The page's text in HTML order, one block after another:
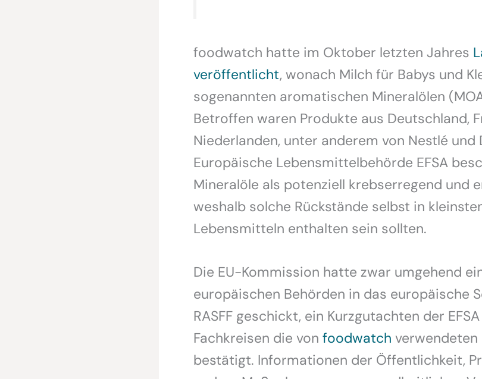
foodwatch hatte im Oktober letzten Jahres
veröffentlicht, wonach Milch für Babys und
sogenannten aromatischen Mineralölen
Betroffen waren Produkte aus Deutschland,
Niederlanden, unter anderem von Nestlé und
Europäische Lebensmittelbehörde EFSA
Mineralöle als potenziell krebserregend und
weshalb solche Rückstände selbst in
Lebensmitteln enthalten sein sollten.
Die EU-Kommission hatte zwar umgehend
europäischen Behörden in das europäische
RASFF geschickt, ein Kurzgutachten der
Fachkreisen die von foodwatch verwendeten
bestätigt. Informationen der Öffentlichkeit,